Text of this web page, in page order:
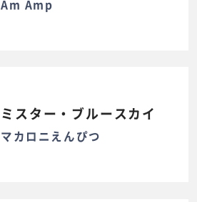
Am Amp
ミスター・ブルースカイ
マカロニえんぴつ